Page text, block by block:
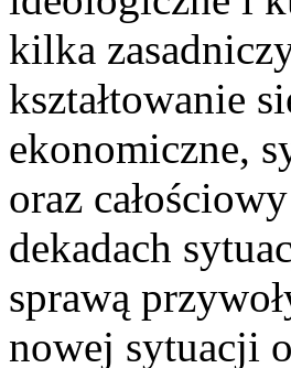
kilka
kształtowanie
ekonomiczne,
oraz
dekadach
sprawą
nowej sytuacji